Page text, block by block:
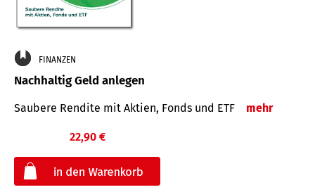
FINANZEN
Nachhaltig Geld anlegen
Saubere Rendite mit Aktien, Fonds und ETF mehr
22,90 €